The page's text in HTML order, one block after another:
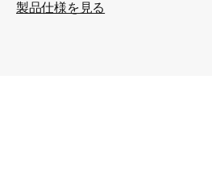
製品仕様を見る